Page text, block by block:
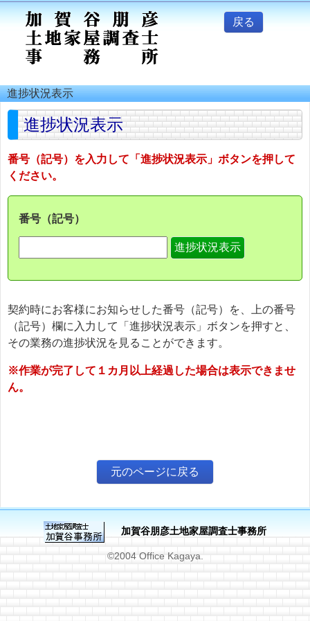
戻る
進捗状況表示
進捗状況表示
番号（記号）を入力して「進捗状況表示」ボタンを押して
ください。
番号（記号）
契約時にお客様にお知らせした番号（記号）を、上の番号
（記号）欄に入力して「進捗状況表示」ボタンを押すと、
その業務の進捗状況を見ることができます。
※作業が完了して１カ月以上経過した場合は表示できませ
ん。
元のページに戻る
加賀谷朋彦土地家屋調査士事務所
©2004 Office Kagaya.